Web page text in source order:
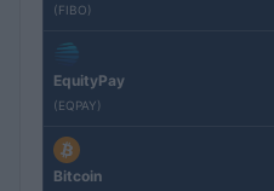
(FIBO)
EquityPay
(EQPAY)
Bitcoin